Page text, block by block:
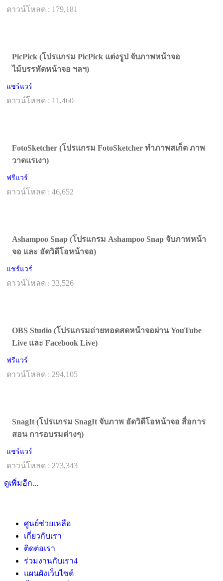
ดาวน์โหลด : 179,181
PicPick (โปรแกรม PicPick แต่งรูป จับภาพหน้าจอ
ไม้บรรทัดหน้าจอ ฯลฯ)
แชร์แวร์
ดาวน์โหลด : 11,460
FotoSketcher (โปรแกรม FotoSketcher ทำภาพสเก็ต ภาพ
วาดแรเงา)
ฟรีแวร์
ดาวน์โหลด : 46,652
Ashampoo Snap (โปรแกรม Ashampoo Snap จับภาพหน้า
จอ และ อัดวิดีโอหน้าจอ)
แชร์แวร์
ดาวน์โหลด : 33,526
OBS Studio (โปรแกรมถ่ายทอดสดหน้าจอผ่าน YouTube
Live และ Facebook Live)
ฟรีแวร์
ดาวน์โหลด : 294,105
SnagIt (โปรแกรม SnagIt จับภาพ อัดวิดีโอหน้าจอ สื่อการ
สอน การอบรมต่างๆ)
แชร์แวร์
ดาวน์โหลด : 273,343
ดูเพิ่มอีก...
ศูนย์ช่วยเหลือ
เกี่ยวกับเรา
ติดต่อเรา
ร่วมงานกับเรา4
แผนผังเว็บไซต์